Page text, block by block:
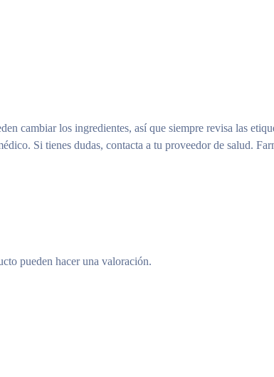
cambiar los ingredientes, así que siempre revisa las
Si tienes dudas, contacta a tu proveedor de salud.
pueden hacer una valoración.